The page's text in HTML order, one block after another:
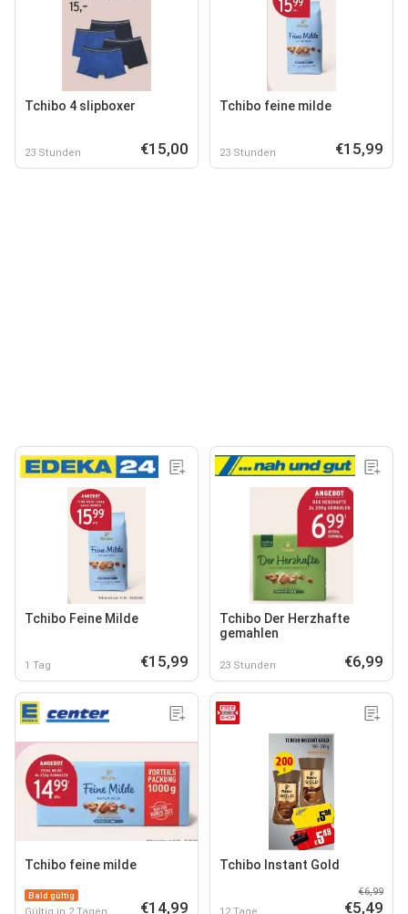
Tchibo 4 slipboxer
23 Stunden €15,00
Tchibo feine milde
23 Stunden €15,99
Tchibo Feine Milde
1 Tag €15,99
Tchibo Der Herzhafte
gemahlen
23 Stunden €6,99
Tchibo feine milde
Bald gültig
Gültig in 2 Tagen €14,99
Tchibo Instant Gold
12 Tage
€6,99
€5,49